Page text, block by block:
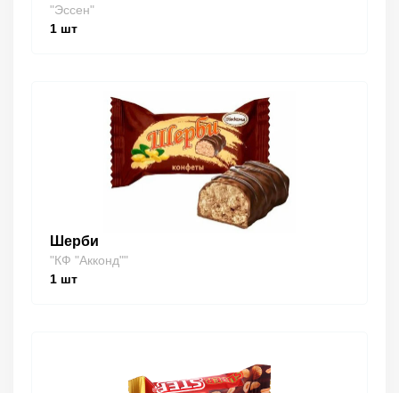
"Эссен"
1 шт
Шерби
"КФ "Акконд""
1 шт